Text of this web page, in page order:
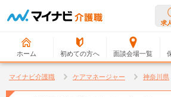
求
ホーム 初めての方へ 面談会場一覧
マイナビ介護職 ケアマネージャー 神奈川県